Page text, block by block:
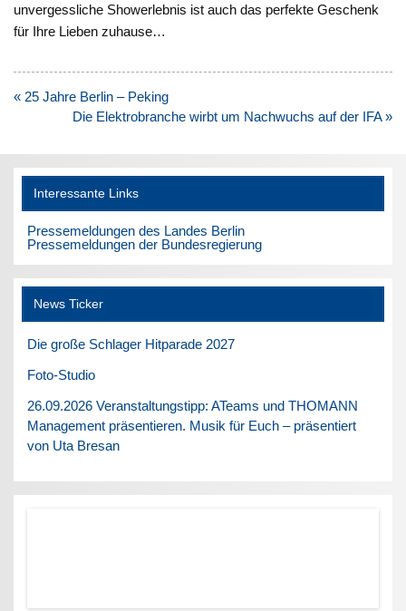
unvergessliche Showerlebnis ist auch das perfekte Geschenk
für Ihre Lieben zuhause…
Beitragsnavigation
« 25 Jahre Berlin – Peking
Die Elektrobranche wirbt um Nachwuchs auf der IFA »
Interessante Links
Pressemeldungen des Landes Berlin
Pressemeldungen der Bundesregierung
News Ticker
Die große Schlager Hitparade 2027
Foto-Studio
26.09.2026 Veranstaltungstipp: ATeams und THOMANN
Management präsentieren. Musik für Euch – präsentiert
von Uta Bresan